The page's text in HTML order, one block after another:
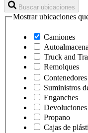
Buscar ubicaciones
Mostrar ubicaciones
Camiones
Truck and
Remolques
Contenedores
Suministros
Enganches
Devoluciones
Propano
Cajas de